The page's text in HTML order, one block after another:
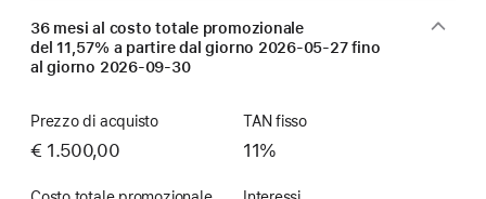
36 mesi al costo totale promozionale
del 11,57% a partire dal giorno 2026-05-27fino
al giorno 2026-09-30
Prezzo di acquisto
€ 1.500,00
TAN fisso
11%